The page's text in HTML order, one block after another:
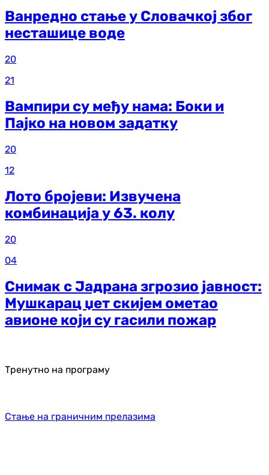
Ванредно стање у Словачкој због
несташице воде
20
21
Вампири су међу нама: Боки и
Пајко на новом задатку
20
12
Лото бројеви: Извучена
комбинација у 63. колу
20
04
Снимак с Јадрана згрозио јавност:
Мушкарац џет скијем ометао
авионе који су гасили пожар
Тренутно на програму
Стање на граничним прелазима